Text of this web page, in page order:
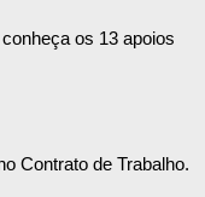
os 13 apoios
Contrato de Trabalho.